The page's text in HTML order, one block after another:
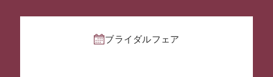
ブライダルフェア